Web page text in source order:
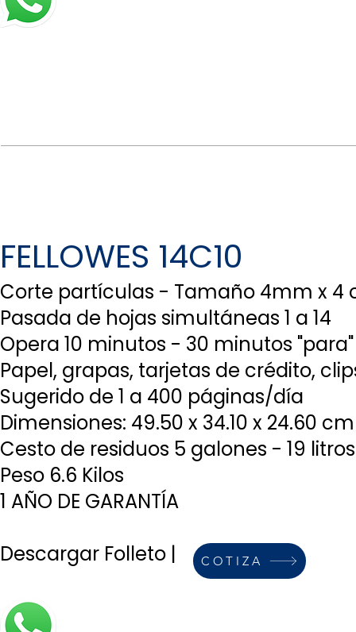
FELLOWES 14C10
Corte partículas - Tamaño 4mm x 4
Pasada de hojas simultáneas 1 a 14
Opera 10 minutos - 30 minutos "para"
Papel, grapas, tarjetas de crédito,
Sugerido de 1 a 400 páginas/día
Dimensiones: 49.50 x 34.10 x 24.60 cm
Cesto de residuos 5 galones - 19
Peso 6.6 Kilos
1 AÑO DE GARANTÍA
Descargar Folleto | ​ COTIZA